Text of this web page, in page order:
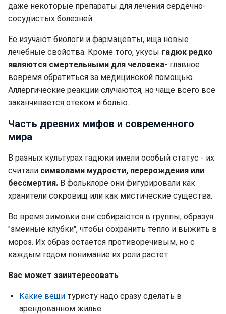
даже некоторые препараты для лечения сердечно-
сосудистых болезней.
Ее изучают биологи и фармацевты, ища новые
лечебные свойства. Кроме того, укусы гадюк редко
являются смертельными для человека- главное
вовремя обратиться за медицинской помощью.
Аллергические реакции случаются, но чаще всего все
заканчивается отеком и болью.
Часть древних мифов и современного
мира
В разных культурах гадюки имели особый статус - их
считали символами мудрости, перерождения или
бессмертия. В фольклоре они фигурировали как
хранители сокровищ или как мистические существа.
Во время зимовки они собираются в группы, образуя
"змеиные клубки", чтобы сохранить тепло и выжить в
мороз. Их образ остается противоречивым, но с
каждым годом понимание их роли растет.
Вас может заинтересовать
Какие вещи туристу надо сразу сделать в
арендованном жилье